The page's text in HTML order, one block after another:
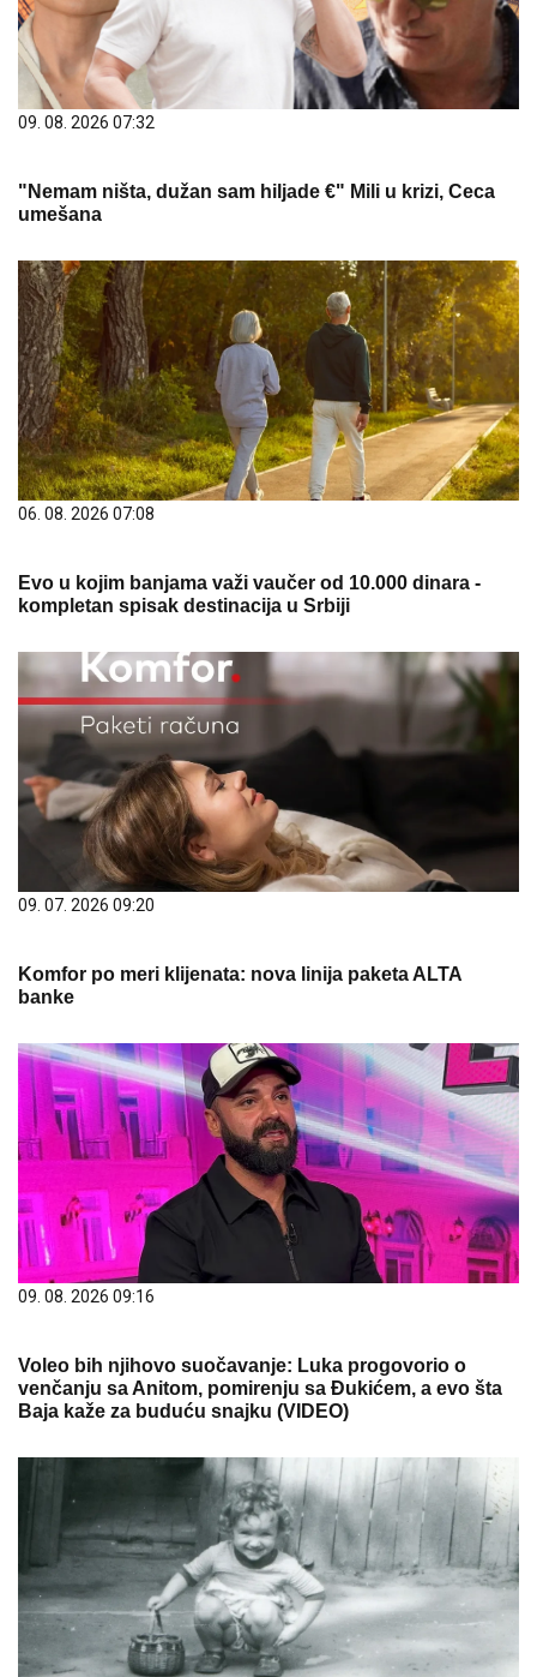
09. 08. 2026 07:32
"Nemam ništa, dužan sam hiljade €" Mili u krizi, Ceca
umešana
06. 08. 2026 07:08
Evo u kojim banjama važi vaučer od 10.000 dinara -
kompletan spisak destinacija u Srbiji
09. 07. 2026 09:20
Komfor po meri klijenata: nova linija paketa ALTA
banke
09. 08. 2026 09:16
Voleo bih njihovo suočavanje: Luka progovorio o
venčanju sa Anitom, pomirenju sa Đukićem, a evo šta
Baja kaže za buduću snajku (VIDEO)